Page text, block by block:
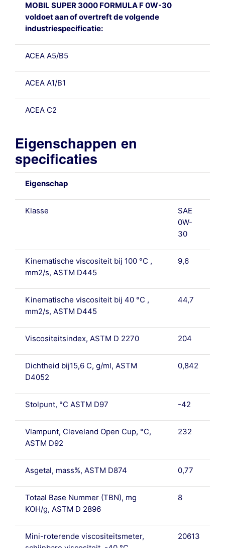
MOBIL SUPER 3000 FORMULA F 0W-30
voldoet aan of overtreft de volgende
industriespecificatie:
ACEA A5/B5
ACEA A1/B1
ACEA C2
Eigenschappen en
specificaties
Eigenschap
Klasse
SAE
0W-
30
Kinematische viscositeit bij 100 °C ,
mm2/s, ASTM D445
9,6
Kinematische viscositeit bij 40 °C ,
mm2/s, ASTM D445
44,7
Viscositeitsindex, ASTM D 2270 204
Dichtheid bij15,6 C, g/ml, ASTM
D4052
0,842
Stolpunt, °C ASTM D97 -42
Vlampunt, Cleveland Open Cup, °C,
ASTM D92
232
Asgetal, mass%, ASTM D874 0,77
Totaal Base Nummer (TBN), mg
KOH/g, ASTM D 2896
8
Mini-roterende viscositeitsmeter,
20613